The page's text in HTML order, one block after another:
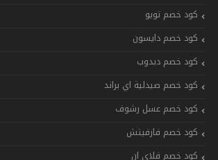
كود خصم تويو
كود خصم دايسون
كود خصم دبدوب
كود خصم صيدلية اي براند
كود خصم عسل رشوف
كود خصم فارفيتش
كود خصم فلاي ان